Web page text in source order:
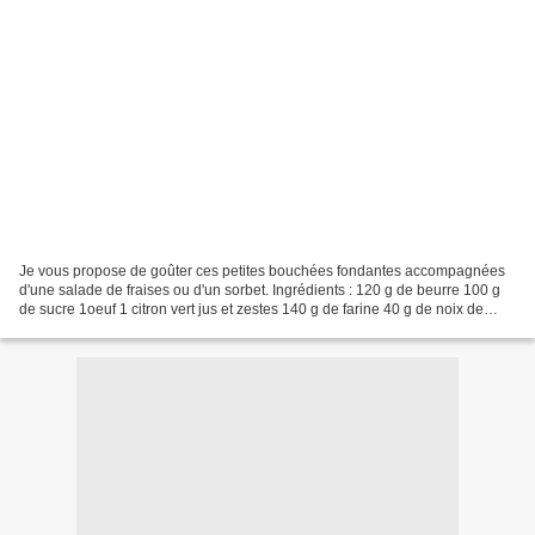
Je vous propose de goûter ces petites bouchées fondantes accompagnées
d'une salade de fraises ou d'un sorbet. Ingrédients : 120 g de beurre 100 g
de sucre 1oeuf 1 citron vert jus et zestes 140 g de farine 40 g de noix de